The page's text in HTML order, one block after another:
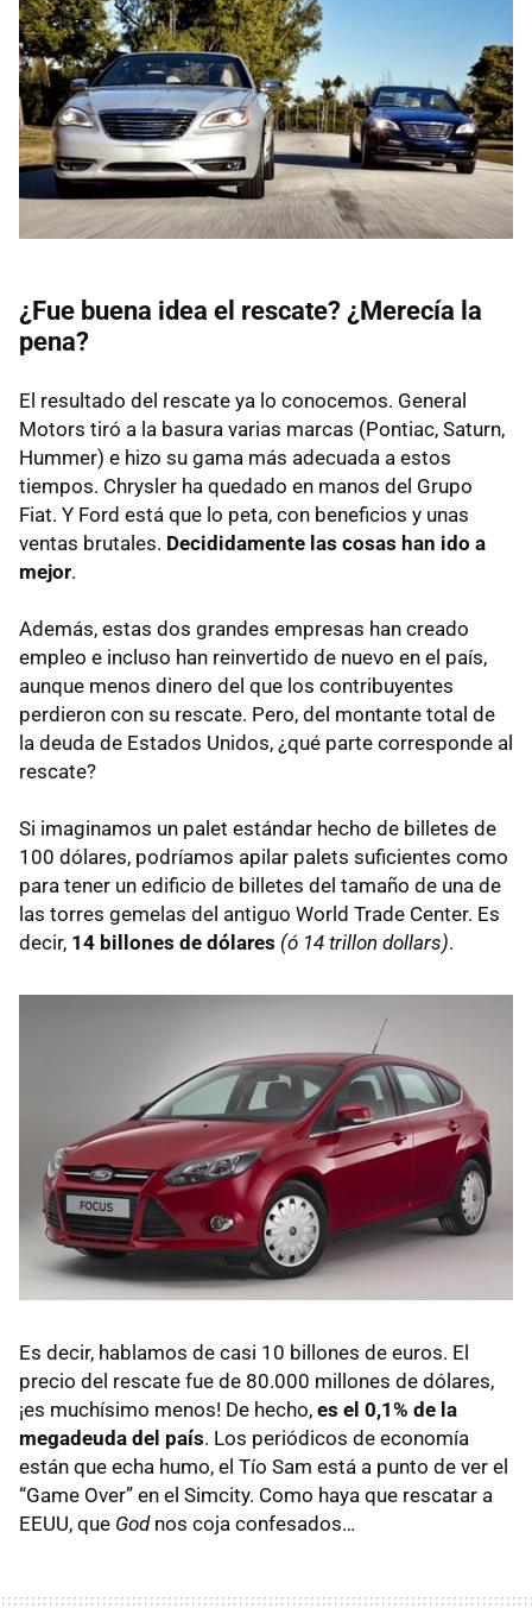
¿Fue buena idea el rescate? ¿Merecía la
pena?
El resultado del rescate ya lo conocemos. General
Motors tiró a la basura varias marcas (Pontiac, Saturn,
Hummer) e hizo su gama más adecuada a estos
tiempos. Chrysler ha quedado en manos del Grupo
Fiat. Y Ford está que lo peta, con beneficios y unas
ventas brutales. Decididamente las cosas han ido a
mejor.
Además, estas dos grandes empresas han creado
empleo e incluso han reinvertido de nuevo en el país,
aunque menos dinero del que los contribuyentes
perdieron con su rescate. Pero, del montante total de
la deuda de Estados Unidos, ¿qué parte corresponde al
rescate?
Si imaginamos un palet estándar hecho de billetes de
100 dólares, podríamos apilar palets suficientes como
para tener un edificio de billetes del tamaño de una de
las torres gemelas del antiguo World Trade Center. Es
decir, 14 billones de dólares (ó 14 trillon dollars).
Es decir, hablamos de casi 10 billones de euros. El
precio del rescate fue de 80.000 millones de dólares,
¡es muchísimo menos! De hecho, es el 0,1% de la
megadeuda del país. Los periódicos de economía
están que echa humo, el Tío Sam está a punto de ver el
“Game Over” en el Simcity. Como haya que rescatar a
EEUU, que Godnos coja confesados…